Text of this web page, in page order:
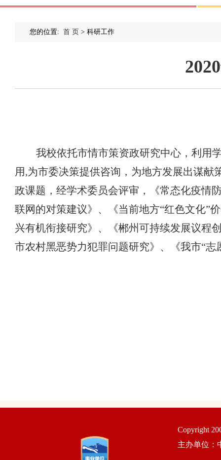
您的位置: 首 页 > 科研工作
我校依托市情市策资政研究中心，利用
用,为市委决策提供咨询，为地方发展出谋献
政课题，经学术委员会评审，《常态化疫情
联网的对策建议》、《当前地方“红色文化
兴有机衔接研究》、《郴州可持续发展议程
市农村黑恶势力犯罪问题研究》、《我市“
Copyright
主办单位：